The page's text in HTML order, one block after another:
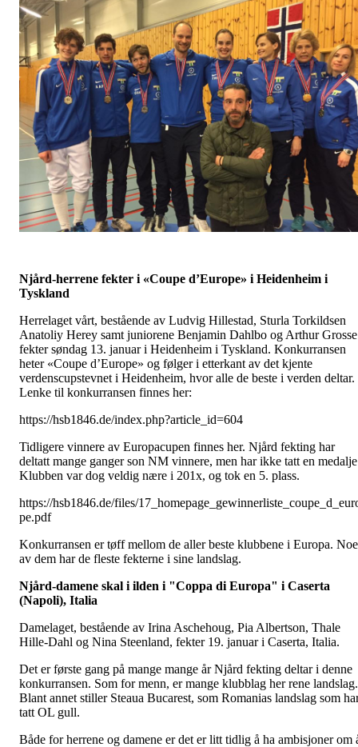
Njård-herrene fekter i «Coupe d’Europe» i Heidenheim i
Tyskland
Herrelaget vårt, bestående av Ludvig Hillestad, Sturla Torkildsen
Anatoliy Herey samt juniorene Benjamin Dahlbo og Arthur Grosse
fekter søndag 13. januar i Heidenheim i Tyskland. Konkurransen
heter «Coupe d’Europe» og følger i etterkant av det kjente
verdenscupstevnet i Heidenheim, hvor alle de beste i verden deltar.
Lenke til konkurransen finnes her:
https://hsb1846.de/index.php?article_id=604
Tidligere vinnere av Europacupen finnes her. Njård fekting har
deltatt mange ganger son NM vinnere, men har ikke tatt en
Klubben var dog veldig nære i 201x, og tok en 5. plass.
https://hsb1846.de/files/
pe.pdf
Konkurransen er tøff mellom de aller beste klubbene i Europa.
av dem har de fleste fekterne i sine landslag.
Njård-damene skal i ilden i "Coppa di Europa" i Caserta
(Napoli), Italia
Damelaget, bestående av Irina Aschehoug, Pia Albertson, Thale
Hille-Dahl og Nina Steenland, fekter 19. januar i Caserta, Italia.
Det er første gang på mange mange år Njård fekting deltar i denne
konkurransen. Som for menn, er mange klubblag her rene landslag.
Blant annet stiller Steaua Bucarest, som Romanias landslag som
tatt OL gull.
Både for herrene og damene er det er litt tidlig å ha ambisjoner om